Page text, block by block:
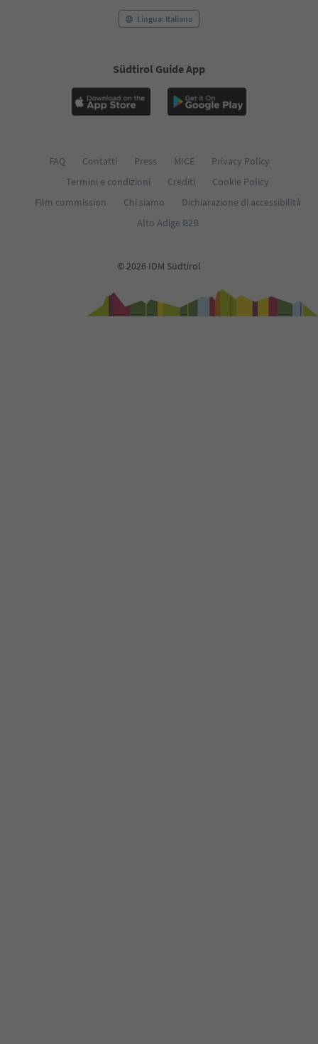
Lingua: Italiano
Südtirol Guide App
FAQ Contatti Press MICE
Privacy Policy
Termini e condizioni
Crediti
Cookie Policy
Film commission
Chi siamo
Dichiarazione di accessibilità
Alto Adige B2B
© 2026 IDM Südtirol